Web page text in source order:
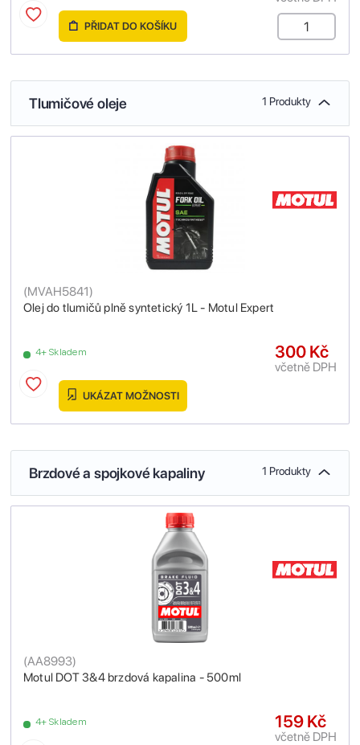
PŘIDAT DO KOŠÍKU
Tlumičové oleje 1 Produkty
Olej do tlumičů plně syntetický 1L - Motul Expert
(MVAH5841)
4+ Skladem 300 Kč
včetně DPH
UKÁZAT MOŽNOSTI
Brzdové a spojkové kapaliny 1 Produkty
Motul DOT 3&4 brzdová kapalina - 500ml
(AA8993)
4+ Skladem 159 Kč
včetně DPH